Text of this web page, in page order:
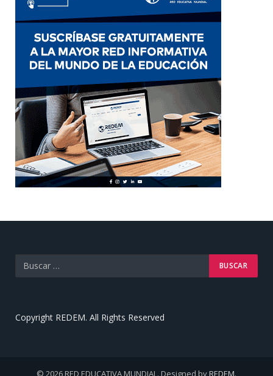
Copyright REDEM. All Rights Reserved
© 2026 RED EDUCATIVA MUNDIAL. Designed byREDEM.